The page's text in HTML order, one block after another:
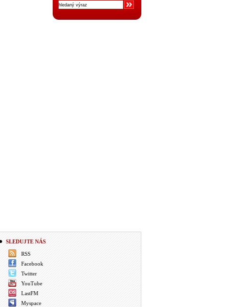
SLEDUJTE NÁS
RSS
Facebook
Twitter
YouTube
LastFM
Myspace